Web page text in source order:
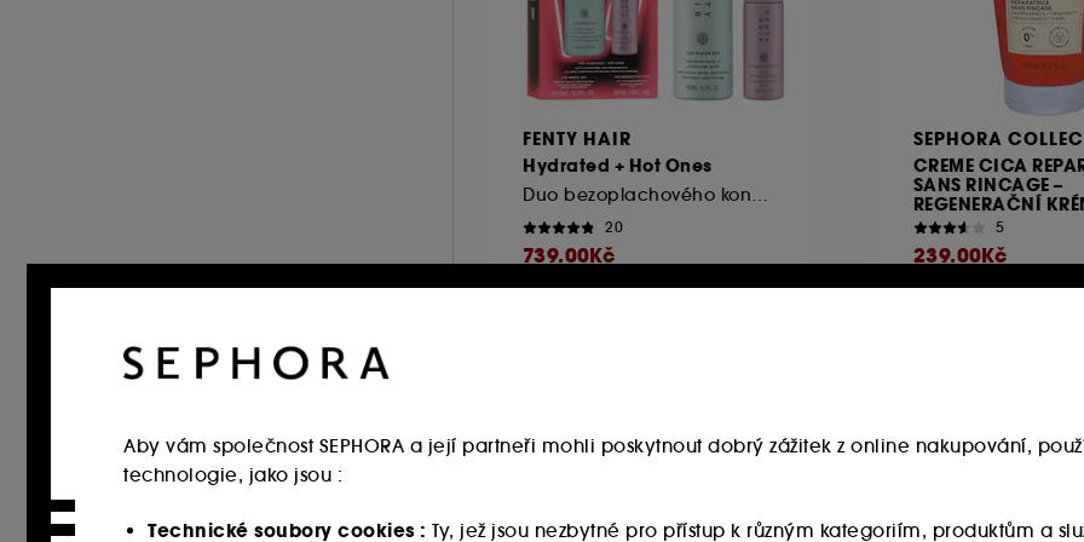
FENTY HAIR
Hydrated + Hot Ones
20
739.00Kč
SEPHORA
CREME CICA
SANS RINCAGE –
REGENERAČNÍ
5
239.00Kč
Aby vám společnost SEPHORA a její partneři mohli poskytnout dobrý zážitek z online nakupování,
technologie, jako jsou :
Technické soubory cookies : Ty, jež jsou nezbytné pro přístup k různým kategoriím, produktům a